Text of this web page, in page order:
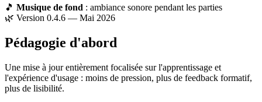
🎵 Musique de fond : ambiance sonore pendant les parties
🌿 Version 0.4.6 — Mai 2026
Pédagogie d'abord
Une mise à jour entièrement focalisée sur l'apprentissage et
l'expérience d'usage : moins de pression, plus de feedback formatif,
plus de lisibilité.